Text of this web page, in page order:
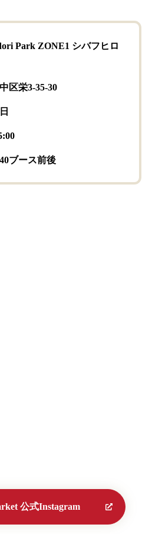
Park ZONE1 シバフヒロ
区栄3-35-30
ブース前後
公式Instagram